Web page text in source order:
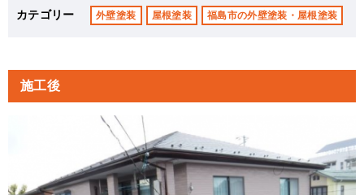
カテゴリー 外壁塗装 屋根塗装 福島市の外壁塗装・屋根塗装
施工後